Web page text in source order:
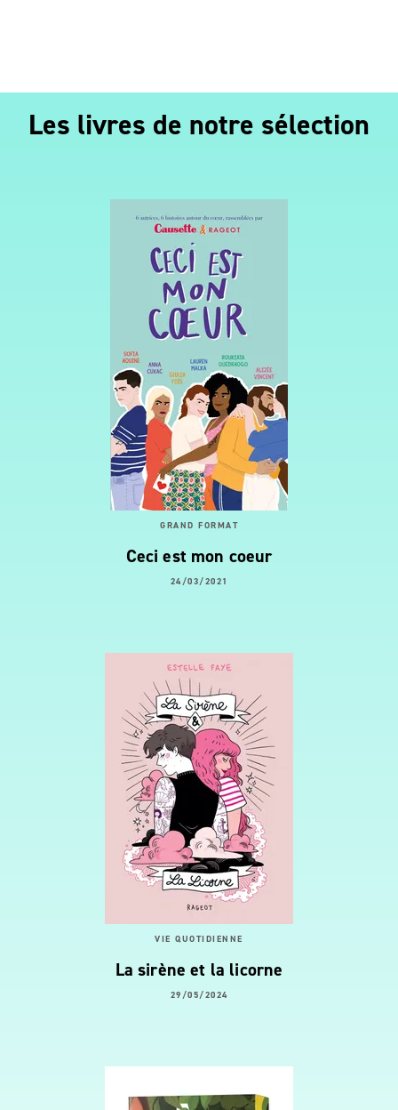
Les livres de notre sélection
GRAND FORMAT
Ceci est mon coeur
24/03/2021
VIE QUOTIDIENNE
La sirène et la licorne
29/05/2024